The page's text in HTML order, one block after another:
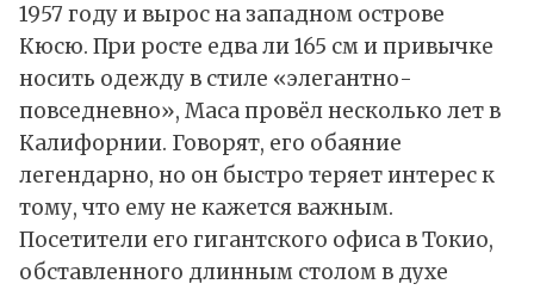
1957 году и вырос на западном острове
Кюсю. При росте едва ли 165 см и привычке
носить одежду в стиле «элегантно-
повседневно», Маса провёл несколько лет в
Калифорнии. Говорят, его обаяние
легендарно, но он быстро теряет интерес к
тому, что ему не кажется важным.
Посетители его гигантского офиса в Токио,
обставленного длинным столом в духе